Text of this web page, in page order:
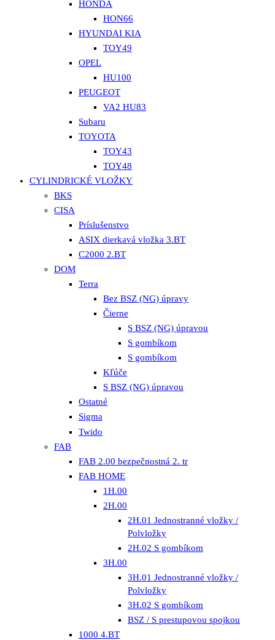
HONDA
HON66
HYUNDAI KIA
TOY49
OPEL
HU100
PEUGEOT
VA2 HU83
Subaru
TOYOTA
TOY43
TOY48
CYLINDRICKÉ VLOŽKY
BKS
CISA
Príslušenstvo
ASIX dierkavá vložka 3.BT
C2000 2.BT
DOM
Terra
Bez BSZ (NG) úpravy
Čierne
S BSZ (NG) úpravou
S gombíkom
S gombíkom
Kľúče
S BSZ (NG) úpravou
Ostatné
Sigma
Twido
FAB
FAB 2.00 bezpečnostná 2. tr
FAB HOME
1H.00
2H.00
2H.01 Jednostranné vložky /
Polvložky
2H.02 S gombíkom
3H.00
3H.01 Jednostranné vložky /
Polvložky
3H.02 S gombíkom
BSZ / S prestupovou spojkou
1000 4.BT